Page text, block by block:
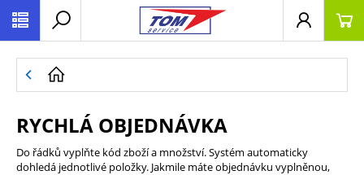
RYCHLÁ OBJEDNÁVKA
Do řádků vyplňte kód zboží a množství. Systém automaticky
dohledá jednotlivé položky. Jakmile máte objednávku vyplněnou,